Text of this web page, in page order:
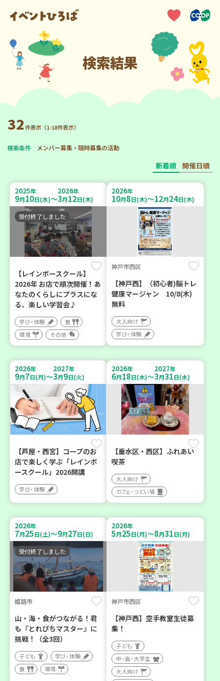
検索結果
32件表示（1-18件表示）
検索条件 メンバー募集・随時募集の活動
新着順 開催日順
2025年
9月10日(水)～
2026年
3月12日(木)
受付終了しました
【レインボースクール】
2026年 お店で順次開催！あ
なたのくらしにプラスにな
る、楽しい学習会♪
学び・体験
食
環境
その他
2026年
10月8日(木)～12月24日(木)
神戸市西区
【神戸西】（初心者)脳トレ
健康マージャン 10/8(木)
無料
大人向け
学び・体験
2026年
9月7日(月)～
2027年
3月9日(火)
【芦屋・西宮】コープのお
店で楽しく学ぶ「レインボ
ースクール」2026開講
学び・体験
2026年
6月18日(木)～
2027年
3月31日(水)
【垂水区・西区】ふれあい
喫茶
大人向け
カフェ・つどい場
2026年
7月25日(土)～9月27日(日)
受付終了しました
姫路市
山・海・食がつながる！君
も『とれぴちマスター』に
挑戦！（全3回）
子ども
学び・体験
食
環境
2026年
5月25日(月)～8月31日(月)
神戸市西区
【神戸西】空手教室生徒募
集！
子ども
中・高・大学生
大人向け